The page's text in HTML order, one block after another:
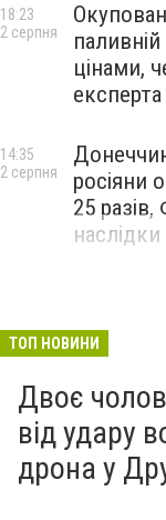
паливній
цінами,
експерта
18:23
2 серпня
росіяни
25
наслідки
14:35
2 серпня
ТОП НОВИНИ
Двоє
від удару
дрона у